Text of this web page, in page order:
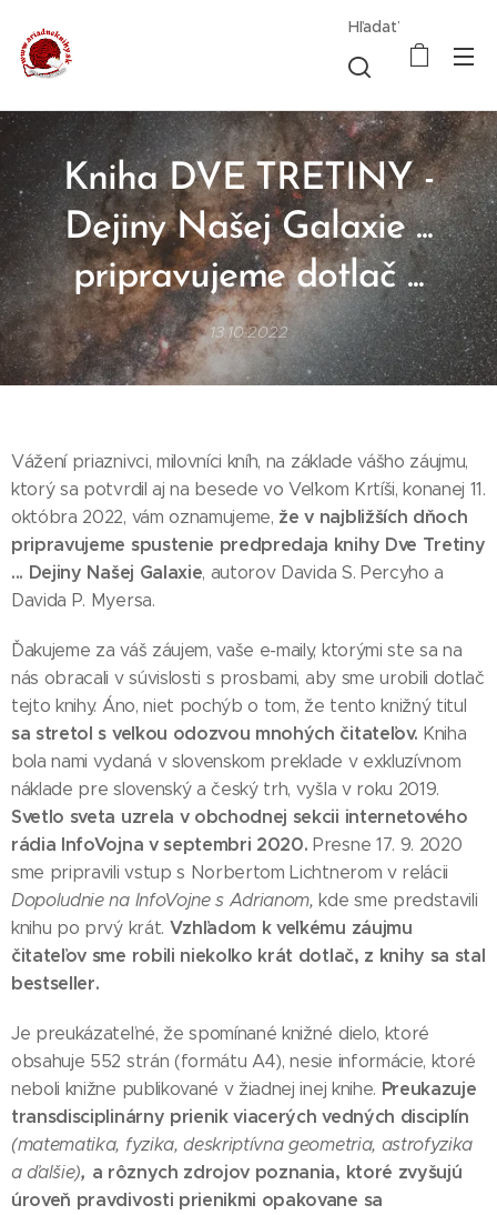
Hľadať
Kniha DVE TRETINY -
Dejiny Našej Galaxie ...
pripravujeme dotlač ...
13.10.2022
Vážení priaznivci, milovníci kníh, na základe vášho záujmu,
ktorý sa potvrdil aj na besede vo Veľkom Krtíši, konanej 11.
októbra 2022, vám oznamujeme, že v najbližších dňoch
pripravujeme spustenie predpredaja knihy Dve Tretiny
... Dejiny Našej Galaxie, autorov Davida S. Percyho a
Davida P. Myersa.
Ďakujeme za váš záujem, vaše e-maily, ktorými ste sa na
nás obracali v súvislosti s prosbami, aby sme urobili dotlač
tejto knihy. Áno, niet pochýb o tom, že tento knižný titul
sa stretol s veľkou odozvou mnohých čitateľov. Kniha
bola nami vydaná v slovenskom preklade v exkluzívnom
náklade pre slovenský a český trh, vyšla v roku 2019.
Svetlo sveta uzrela v obchodnej sekcii internetového
rádia InfoVojna v septembri 2020.Presne 17. 9. 2020
sme pripravili vstup s Norbertom Lichtnerom v relácii
Dopoludnie na InfoVojne s Adrianom, kde sme predstavili
knihu po prvý krát. Vzhľadom k veľkému záujmu
čitateľov sme robili niekoľko krát dotlač, z knihy sa stal
bestseller.
Je preukázateľné, že spomínané knižné dielo, ktoré
obsahuje 552 strán (formátu A4), nesie informácie, ktoré
neboli knižne publikované v žiadnej inej knihe. Preukazuje
transdisciplinárny prienik viacerých vedných disciplín
(matematika, fyzika, deskriptívna geometria, astrofyzika
a ďalšie), a rôznych zdrojov poznania, ktoré zvyšujú
úroveň pravdivosti prienikmi opakovane sa